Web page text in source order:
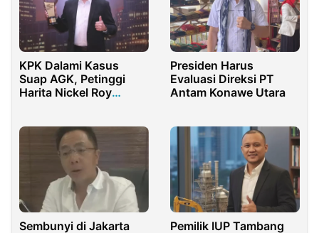
KPK Dalami Kasus
Suap AGK, Petinggi
Harita Nickel Roy
Presiden Harus
Evaluasi Direksi PT
Antam Konawe Utara
Sembunyi di Jakarta
Pemilik IUP Tambang